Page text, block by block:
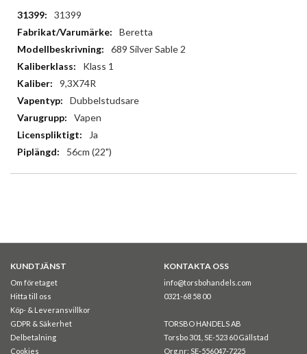
Mer
information
31399
Beretta
689 Silver Sable 2
Klass 1
9,3X74R
Dubbelstudsare
Vapen
Ja
56cm (22")
KUNDTJÄNST
Om företaget
Hitta till oss
Köp- & Leveransvillkor
GDPR & Säkerhet
Delbetalning
Cookies
KONTAKTA OSS
info@torsbohandels.com
0321-68 58 00
TORSBO HANDELS AB
Torsbo 301, SE-523 60 Gällstad
Org.nr: SE-556047-7225